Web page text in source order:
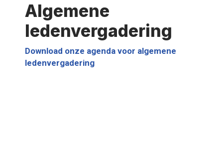
Algemene
ledenvergadering
Download onze agenda voor algemene
ledenvergadering